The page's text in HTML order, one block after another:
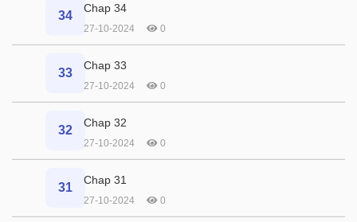
34
Chap 34
27-10-2024 0
33
Chap 33
27-10-2024 0
32
Chap 32
27-10-2024 0
31
Chap 31
27-10-2024 0